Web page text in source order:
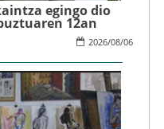
egingo dio
12an
2026/08/06